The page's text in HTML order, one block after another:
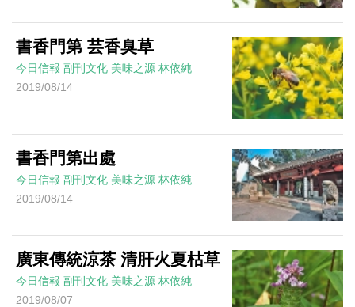
書香門第 芸香臭草
今日信報 副刊文化 美味之源 林依純
2019/08/14
書香門第出處
今日信報 副刊文化 美味之源 林依純
2019/08/14
廣東傳統涼茶 清肝火夏枯草
今日信報 副刊文化 美味之源 林依純
2019/08/07